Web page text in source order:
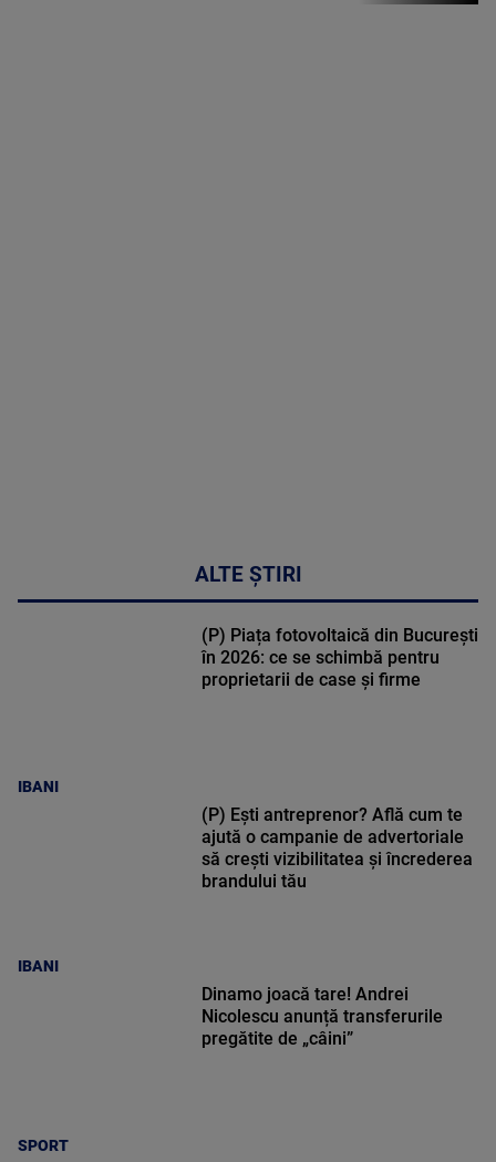
ALTE ȘTIRI
IBANI
(P) Piața fotovoltaică din București
în 2026: ce se schimbă pentru
proprietarii de case și firme
IBANI
(P) Ești antreprenor? Află cum te
ajută o campanie de advertoriale
să crești vizibilitatea și încrederea
brandului tău
SPORT
Dinamo joacă tare! Andrei
Nicolescu anunță transferurile
pregătite de „câini”